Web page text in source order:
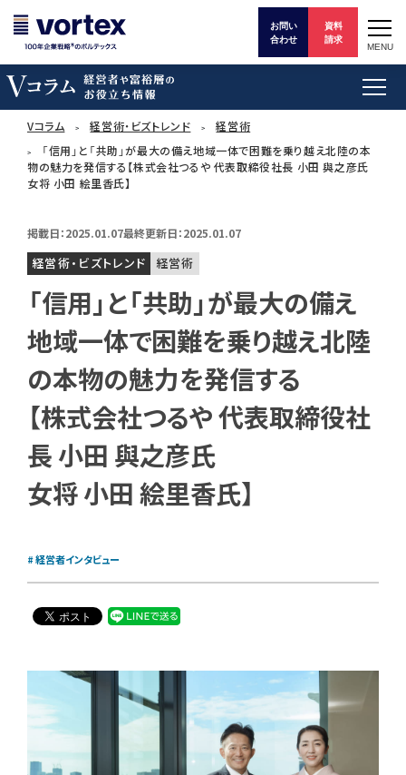
お問い
合わせ
資料
請求
MENU
Vコラム 経営術・ビズトレンド
経営術
「信用」と「共助」が最大の備え地域一体で困難を乗り越え北陸の本
物の魅力を発信する【株式会社つるや 代表取締役社長 小田 與之彦氏
女将 小田 絵里香氏】
掲載日：2025.01.07最終更新日：2025.01.07
経営術・ビズトレンド 経営術
「信用」と「共助」が最大の備え
地域一体で困難を乗り越え北陸
の本物の魅力を発信する
【株式会社つるや 代表取締役社
長 小田 與之彦氏
女将 小田 絵里香氏】
経営者インタビュー